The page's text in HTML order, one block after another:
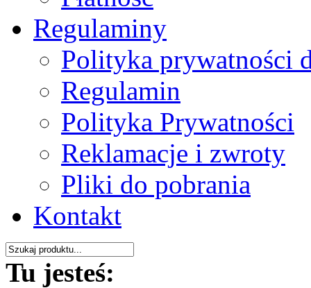
Regulaminy
Polityka prywatności
Regulamin
Polityka Prywatności
Reklamacje i zwroty
Pliki do pobrania
Kontakt
Tu jesteś: